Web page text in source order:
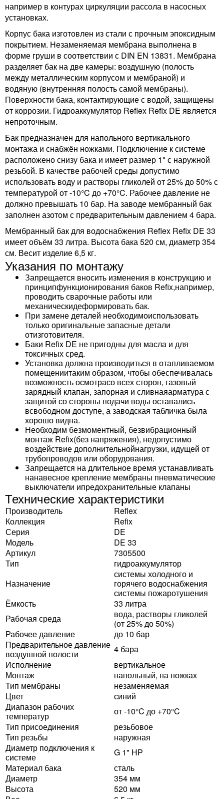
например в контурах циркуляции рассола в насосных
установках.
Корпус бака изготовлен из стали с прочным эпоксидным
покрытием. Незаменяемая мембрана выполнена в
форме груши в соответствии с DIN EN 13831. Мембрана
разделяет бак на две камеры: воздушную (полость
между металлическим корпусом и мембраной) и
водяную (внутренняя полость самой мембраны).
Поверхности бака, контактирующие с водой, защищены
от коррозии. Гидроаккумулятор Reflex Refix DE является
непроточным.
Бак предназначен для напольного вертикального
монтажа и снабжён ножками. Подключение к системе
расположено снизу бака и имеет размер 1" с наружной
резьбой. В качестве рабочей среды допустимо
использовать воду и растворы гликолей от 25% до 50% с
температурой от -10°C до +70°C. Рабочее давление не
должно превышать 10 бар. На заводе мембранный бак
заполнен азотом с предварительным давлением 4 бара.
Мембранный бак для водоснабжения Reflex Refix DE 33
имеет объём 33 литра. Высота бака 520 см, диаметр 354
см. Весит изделие 6,5 кг.
Указания по монтажу
Запрещается вносить изменения в конструкцию и
принципфункционирования баков Refix,например,
проводить сварочные работы или
механическидеформировать бак.
При замене деталей необходимоиспользовать
только оригинальные запасные детали
отизготовителя.
Баки Refix DE не пригодны для масла и для
токсичных сред.
Установка должна производиться в отапливаемом
помещениитаким образом, чтобы обеспечивалась
возможность осмотрасо всех сторон, газовый
зарядный клапан, запорная и сливнаяарматура с
защитой со стороны подачи воды оставались
всвободном доступе, а заводская табличка была
хорошо видна.
Необходим безмоментный, безвибрационный
монтаж Refix(без напряжения), недопустимо
воздействие дополнительнойнагрузки, идущей от
трубопроводов или оборудования.
Запрещается на длительное время устанавливать
нанавесное крепление мембраны пневматические
выключатели ипредохранительные клапаны
Технические характеристики
Производитель
Reflex
Коллекция
Refix
Серия
DE
Модель
DE 33
Артикул
7305500
Тип
гидроаккумулятор
Назначение
системы холодного и
горячего водоснабжения
системы пожаротушения
Ёмкость
33 литра
Рабочая среда
вода, растворы гликолей
(от 25% до 50%)
Рабочее давление
до 10 бар
Предварительное давление
воздушной полости
4 бара
Исполнение
вертикальное
Монтаж
напольный, на ножках
Тип мембраны
незаменяемая
Цвет
синий
Диапазон рабочих
температур
от -10°C до +70°C
Тип присоединения
резьбовое
Тип резьбы
наружная
Диаметр подключения к
системе
G 1" НР
Материал бака
сталь
Диаметр
354 мм
Высота
520 мм